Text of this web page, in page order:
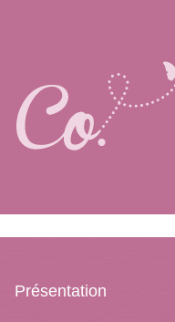
Présentation